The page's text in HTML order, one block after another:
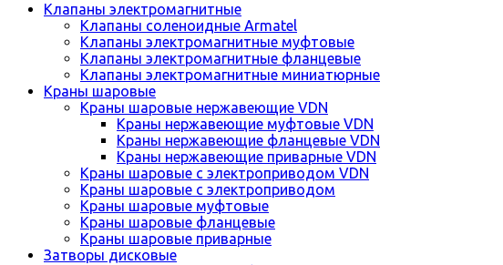
Клапаны электромагнитные
Клапаны соленоидные Armatel
Клапаны электромагнитные муфтовые
Клапаны электромагнитные фланцевые
Клапаны электромагнитные миниатюрные
Краны шаровые
Краны шаровые нержавеющие VDN
Краны нержавеющие муфтовые VDN
Краны нержавеющие фланцевые VDN
Краны нержавеющие приварные VDN
Краны шаровые с электроприводом VDN
Краны шаровые с электроприводом
Краны шаровые муфтовые
Краны шаровые фланцевые
Краны шаровые приварные
Затворы дисковые